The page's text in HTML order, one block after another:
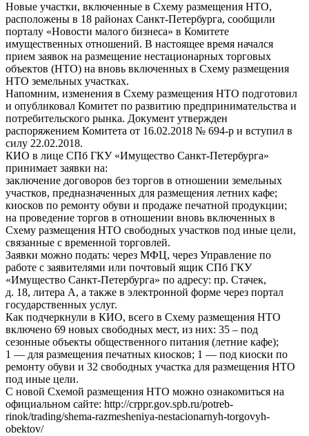
Новые участки, включенные в Схему размещения НТО,
расположены в 18 районах Санкт-Петербурга, сообщили
порталу «Новости малого бизнеса» в Комитете
имущественных отношений. В настоящее время начался
прием заявок на размещение нестационарных торговых
объектов (НТО) на вновь включенных в Схему размещения
НТО земельных участках.
Напомним, изменения в Схему размещения НТО подготовил
и опубликовал Комитет по развитию предпринимательства и
потребительского рынка. Документ утвержден
распоряжением Комитета от 16.02.2018 № 694-р и вступил в
силу 22.02.2018.
КИО в лице СПб ГКУ «Имущество Санкт-Петербурга»
принимает заявки на:
заключение договоров без торгов в отношении земельных
участков, предназначенных для размещения летних кафе;
киосков по ремонту обуви и продаже печатной продукции;
на проведение торгов в отношении вновь включенных в
Схему размещения НТО свободных участков под иные цели,
связанные с временной торговлей.
Заявки можно подать: через МФЦ, через Управление по
работе с заявителями или почтовый ящик СПб ГКУ
«Имущество Санкт-Петербурга» по адресу: пр. Стачек,
д. 18, литера А, а также в электронной форме через портал
государственных услуг.
Как подчеркнули в КИО, всего в Схему размещения НТО
включено 69 новых свободных мест, из них: 35 – под
сезонные объекты общественного питания (летние кафе);
1 — для размещения печатных киосков; 1 — под киоски по
ремонту обуви и 32 свободных участка для размещения НТО
под иные цели.
С новой Схемой размещения НТО можно ознакомиться на
официальном сайте: http://crppr.gov.spb.ru/potreb-
rinok/trading/shema-razmesheniya-nestacionarnyh-torgovyh-
obektov/